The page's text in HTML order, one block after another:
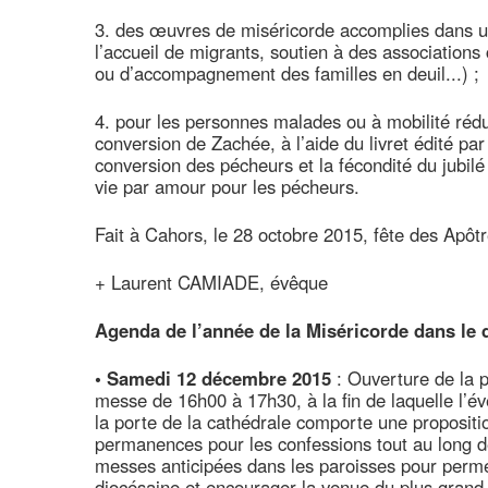
3. des œuvres de miséricorde accomplies dans
l’accueil de migrants, soutien à des
ou d’accompagnement des familles en deuil...) ;
4. pour les personnes malades ou à mobilité
conversion de Zachée, à l’aide du livret édité
conversion des pécheurs et la fécondité du
vie par amour pour les pécheurs.
Fait à Cahors, le 28 octobre 2015, fête des
+ Laurent CAMIADE, évêque
Agenda de l’année de la Miséricorde dans le
• Samedi 12 décembre 2015 : Ouverture de la
messe de 16h00 à 17h30, à la fin de laquelle
la porte de la cathédrale comporte une
permanences pour les confessions tout au long
messes anticipées dans les paroisses pour